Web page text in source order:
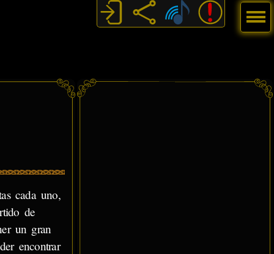
cada uno,
de
un gran
encontrar
Menú